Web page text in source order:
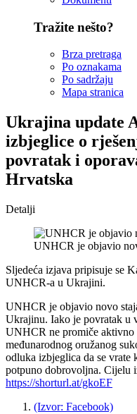
Tražite nešto?
Brza pretraga
Po oznakama
Po sadržaju
Mapa stranica
Ukrajina update
izbjeglice o
povratak i
Hrvatska
Detalji
UNHCR je objavio
Sljedeća izjava pripisuje se
UNHCR-a u Ukrajini.
UNHCR je objavio novo
Ukrajinu. Iako je povratak u
UNHCR ne promiče
međunarodnog oružanog
odluka izbjeglica da se
potpuno dobrovoljna. Cijelu
https://shorturl.at/gkoEF
(Izvor: Facebook)